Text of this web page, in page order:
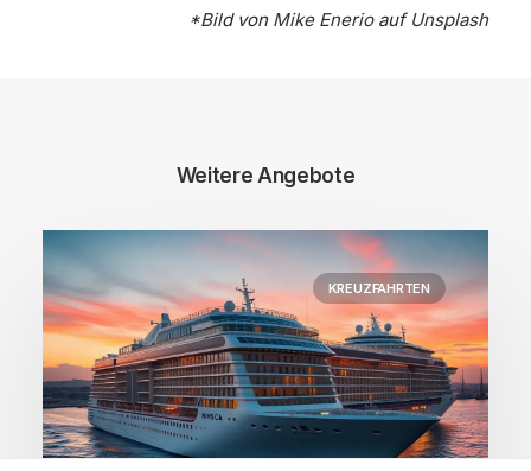
*Bild von Mike Enerioauf Unsplash
Weitere Angebote
KREUZFAHRTEN